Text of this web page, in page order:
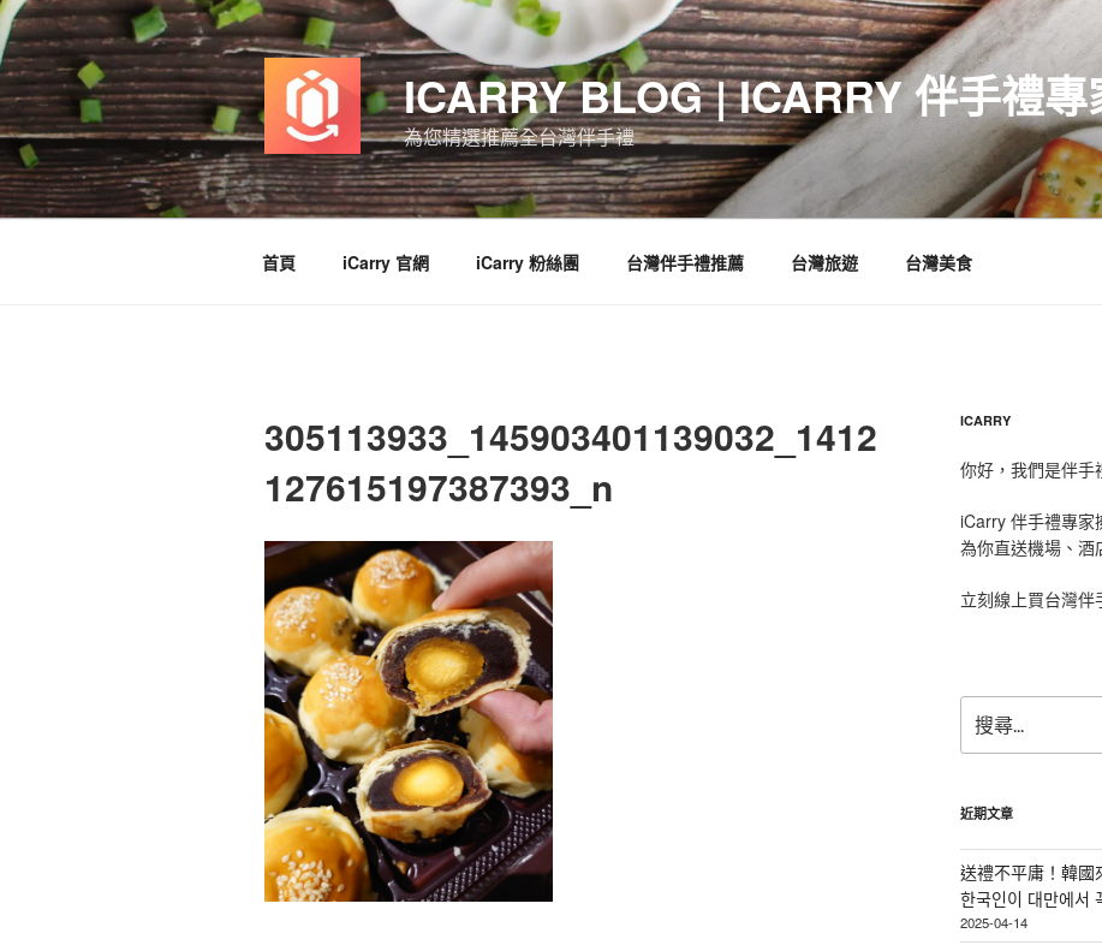
跳
至
主
要
內
容
ICARRY BLOG | ICARRY 伴手禮專
為您精選推薦全台灣伴手禮
首頁 iCarry 官網 iCarry 粉絲團 台灣伴手禮推薦 台灣旅遊 台灣美食
305113933_145903401139032_1412
127615197387393_n
ICARRY
你好，我們是伴手
iCarry 伴手禮專家
為你直送機場、酒
立刻線上買台灣伴
尋
關
字:
近期文章
送禮不平庸！韓國
한국인이 대만에서
2025-04-14